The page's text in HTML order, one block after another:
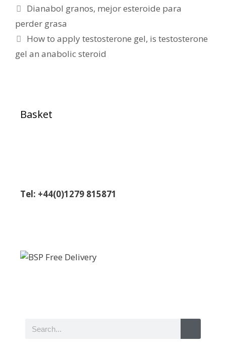
Dianabol granos, mejor esteroide para
perder grasa
How to apply testosterone gel, is testosterone
gel an anabolic steroid
Basket
Tel: +44(0)1279 815871